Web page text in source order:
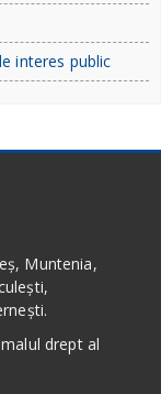
interes public
Muntenia,
drept al